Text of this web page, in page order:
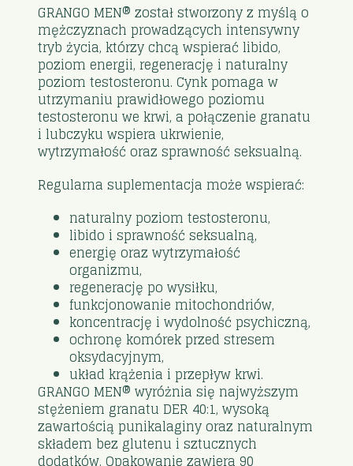
GRANGO MEN® został stworzony z myślą o
mężczyznach prowadzących intensywny
tryb życia, którzy chcą wspierać libido,
poziom energii, regenerację i naturalny
poziom testosteronu. Cynk pomaga w
utrzymaniu prawidłowego poziomu
testosteronu we krwi, a połączenie granatu
i lubczyku wspiera ukrwienie,
wytrzymałość oraz sprawność seksualną.
Regularna suplementacja może wspierać:
naturalny poziom testosteronu,
libido i sprawność seksualną,
energię oraz wytrzymałość
organizmu,
regenerację po wysiłku,
funkcjonowanie mitochondriów,
koncentrację i wydolność psychiczną,
ochronę komórek przed stresem
oksydacyjnym,
układ krążenia i przepływ krwi.
GRANGO MEN® wyróżnia się najwyższym
stężeniem granatu DER 40:1, wysoką
zawartością punikalaginy oraz naturalnym
składem bez glutenu i sztucznych
dodatków. Opakowanie zawiera 90